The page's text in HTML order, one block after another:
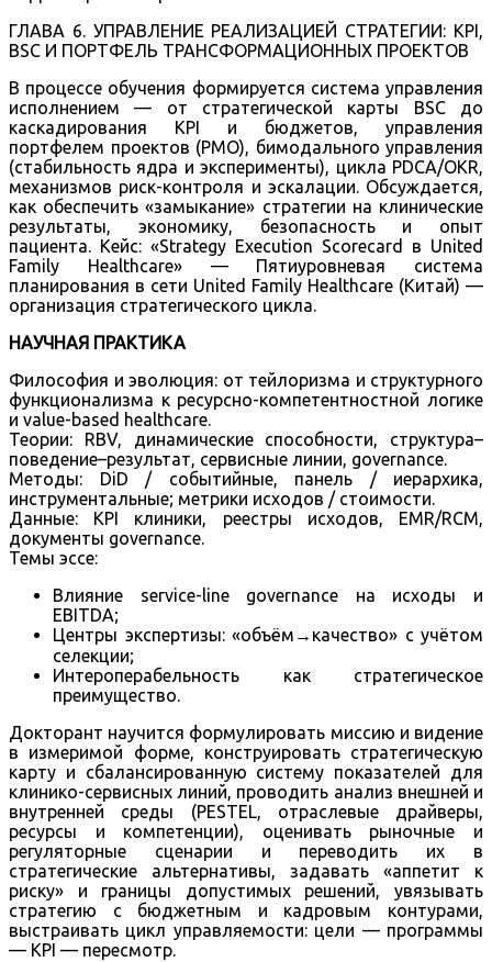
ГЛАВА 6. УПРАВЛЕНИЕ РЕАЛИЗАЦИЕЙ СТРАТЕГИИ: KPI,
BSC И ПОРТФЕЛЬ ТРАНСФОРМАЦИОННЫХ ПРОЕКТОВ
В процессе обучения формируется система управления
исполнением — от стратегической карты BSC до
каскадирования KPI и бюджетов, управления
портфелем проектов (PMO), бимодального управления
(стабильность ядра и эксперименты), цикла PDCA/OKR,
механизмов риск-контроля и эскалации. Обсуждается,
как обеспечить «замыкание» стратегии на клинические
результаты, экономику, безопасность и опыт
пациента. Кейс: «Strategy Execution Scorecard в United
Family Healthcare» — Пятиуровневая система
планирования в сети United Family Healthcare (Китай) —
организация стратегического цикла.
НАУЧНАЯ ПРАКТИКА
Философия и эволюция: от тейлоризма и структурного
функционализма к ресурсно-компетентностной логике
и value-based healthcare.
Теории: RBV, динамические способности, структура–
поведение–результат, сервисные линии, governance.
Методы: DiD / событийные, панель / иерархика,
инструментальные; метрики исходов / стоимости.
Данные: KPI клиники, реестры исходов, EMR/RCM,
документы governance.
Темы эссе:
Влияние service-line governance на исходы и
EBITDA;
Центры экспертизы: «объём→качество» с учётом
селекции;
Интероперабельность как стратегическое
преимущество.
Докторант научится формулировать миссию и видение
в измеримой форме, конструировать стратегическую
карту и сбалансированную систему показателей для
клинико-сервисных линий, проводить анализ внешней и
внутренней среды (PESTEL, отраслевые драйверы,
ресурсы и компетенции), оценивать рыночные и
регуляторные сценарии и переводить их в
стратегические альтернативы, задавать «аппетит к
риску» и границы допустимых решений, увязывать
стратегию с бюджетным и кадровым контурами,
выстраивать цикл управляемости: цели — программы
— KPI — пересмотр.